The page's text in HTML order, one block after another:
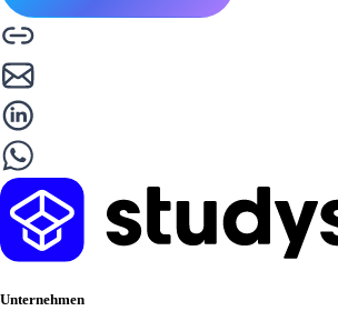
Unternehmen